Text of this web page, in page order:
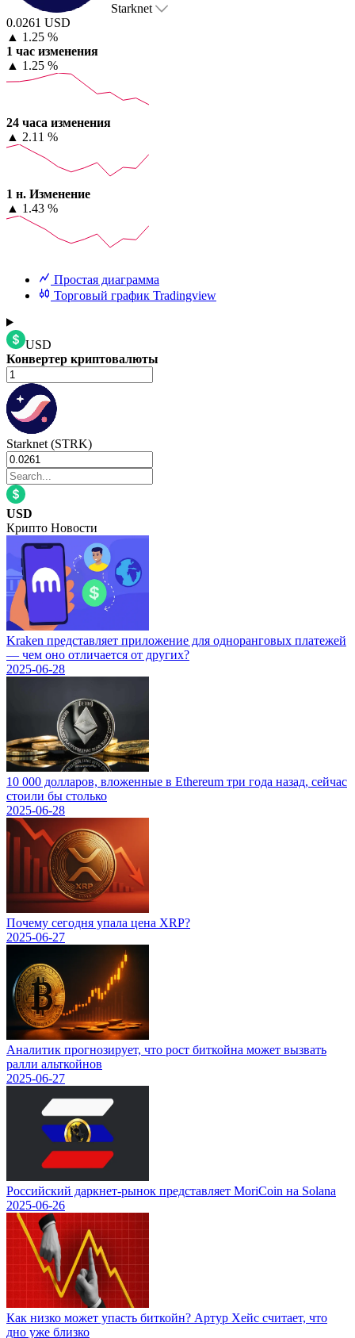
Starknet
0.0261 USD
▲ 1.25 %
1 час изменения
▲ 1.25 %
24 часа изменения
▲ 2.11 %
1 н. Изменение
▲ 1.43 %
Простая диаграмма
Торговый график Tradingview
USD
Конвертер криптовалюты
Starknet (STRK)
USD
Крипто Новости
Kraken представляет приложение для одноранговых платежей
— чем оно отличается от других?
2025-06-28
10 000 долларов, вложенные в Ethereum три года назад, сейчас
стоили бы столько
2025-06-28
Почему сегодня упала цена XRP?
2025-06-27
Аналитик прогнозирует, что рост биткойна может вызвать
ралли альткойнов
2025-06-27
Российский даркнет-рынок представляет MoriCoin на Solana
2025-06-26
Как низко может упасть биткойн? Артур Хейс считает, что
дно уже близко